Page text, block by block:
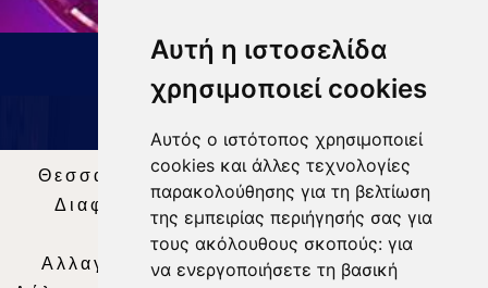
Αυτή η ιστοσελίδα
χρησιμοποιεί cookies
Αυτός ο ιστότοπος χρησιμοποιεί
cookies και άλλες τεχνολογίες
παρακολούθησης για τη βελτίωση
της εμπειρίας περιήγησής σας για
τους ακόλουθους σκοπούς: για
να ενεργοποιήσετε τη βασική
ΔΕΛΤΙΟ ΕΙΔΗΣΕΩΝ 9 8 26
Θεσσαλία Τηλεόραση|SNG Services
Διαφήμιση | Όροι Χρήσης |Δήλωση
Απορρήτου |
Περιεχόμενο
Αλλαγή Προτιμήσεων για τα Cookies